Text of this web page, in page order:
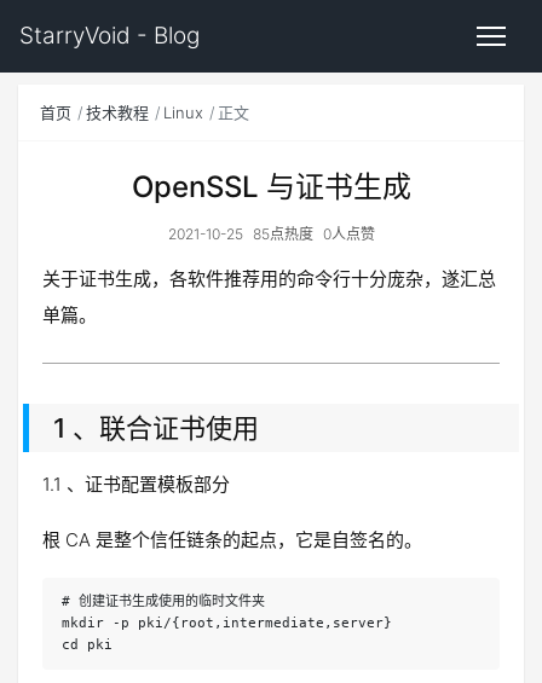
StarryVoid - Blog
首页 技术教程 Linux 正文
OpenSSL 与证书生成
2021-10-25 85点热度 0人点赞
关于证书生成，各软件推荐用的命令行十分庞杂，遂汇总
单篇。
1 、联合证书使用
1.1 、证书配置模板部分
根 CA 是整个信任链条的起点，它是自签名的。
# 创建证书生成使用的临时文件夹
mkdir -p pki/{root,intermediate,server}
cd pki